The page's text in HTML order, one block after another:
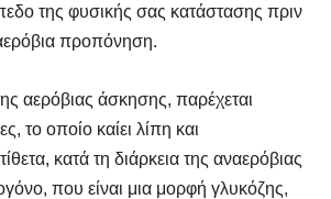
της φυσικής σας κατάστασης πριν
προπόνηση.
αερόβιας άσκησης, παρέχεται
το οποίο καίει λίπη και
κατά τη διάρκεια της αναερόβιας
που είναι μια μορφή γλυκόζης,